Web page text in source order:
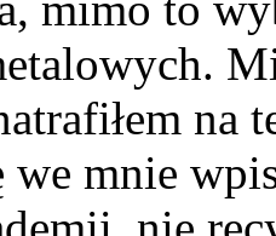
we mnie